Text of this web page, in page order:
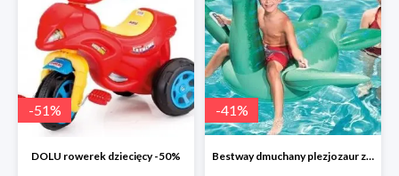
-51%
DOLU rowerek dziecięcy -50%
-41%
Bestway dmuchany plezjozaur z uchwytami -40%